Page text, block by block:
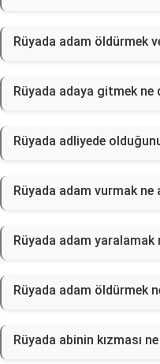
Rüyada adam öldürmek
Rüyada adaya gitmek ne
Rüyada adliyede
Rüyada adam vurmak ne
Rüyada adam yaralamak
Rüyada adam öldürmek
Rüyada abinin kızması